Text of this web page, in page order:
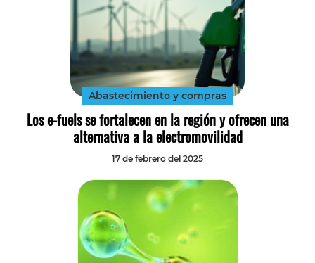
Abastecimiento y compras
Los e-fuels se fortalecen en la región y ofrecen una
alternativa a la electromovilidad
17 de febrero del 2025